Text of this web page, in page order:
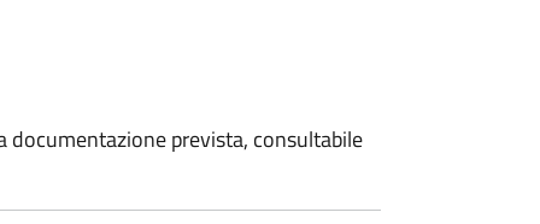
prevista, consultabile